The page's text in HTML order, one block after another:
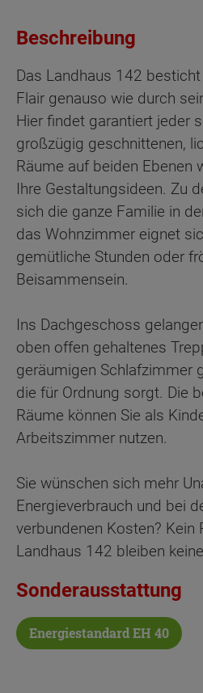
Beschreibung
Das Landhaus 142
Flair genauso wie durch
Hier findet garantiert jeder
großzügig geschnittenen,
Räume auf beiden Ebenen
Ihre Gestaltungsideen. Zu
sich die ganze Familie in
das Wohnzimmer eignet
gemütliche Stunden oder
Beisammensein.
Ins Dachgeschoss
oben offen gehaltenes
geräumigen Schlafzimmer
die für Ordnung sorgt. Die
Räume können Sie als
Arbeitszimmer nutzen.
Sie wünschen sich mehr
Energieverbrauch und bei
verbundenen Kosten?
Landhaus 142 bleiben
Sonderausstattung
Energiestandard EH 40